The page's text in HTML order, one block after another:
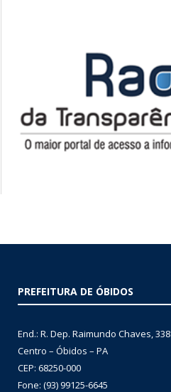
PREFEITURA DE ÓBIDOS
End.: R. Dep. Raimundo Chaves, 338
Centro – Óbidos – PA
CEP: 68250-000
Fone: (93) 99125-6645